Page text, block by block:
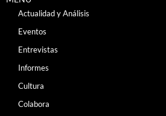
Actualidad y Análisis
Eventos
Entrevistas
Informes
Cultura
Colabora